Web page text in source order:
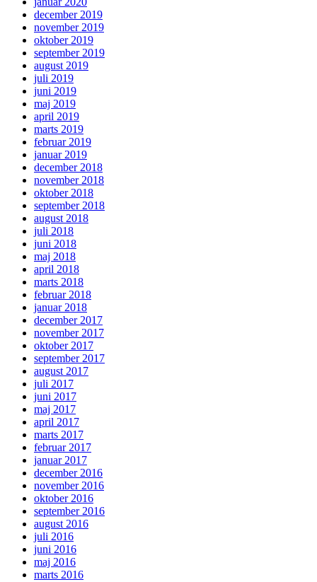
december 2019
november 2019
oktober 2019
september 2019
august 2019
juli 2019
juni 2019
maj 2019
april 2019
marts 2019
februar 2019
januar 2019
december 2018
november 2018
oktober 2018
september 2018
august 2018
juli 2018
juni 2018
maj 2018
april 2018
marts 2018
februar 2018
januar 2018
december 2017
november 2017
oktober 2017
september 2017
august 2017
juli 2017
juni 2017
maj 2017
april 2017
marts 2017
februar 2017
januar 2017
december 2016
november 2016
oktober 2016
september 2016
august 2016
juli 2016
juni 2016
maj 2016
marts 2016